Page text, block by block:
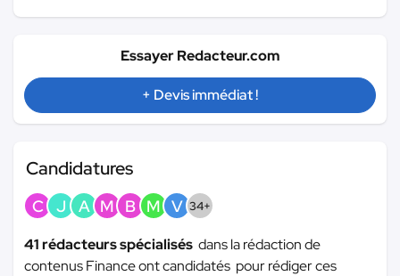
Essayer Redacteur.com
+ Devis immédiat !
Candidatures
C J A M B M V 34+
41 rédacteurs spécialisés dans la rédaction de
contenus Finance ont candidatés pour rédiger ces